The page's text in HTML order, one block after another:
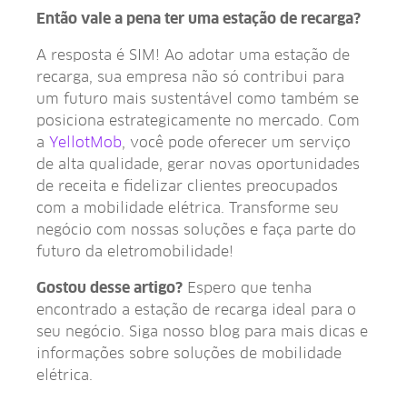
Então vale a pena ter uma estação de recarga?
A resposta é SIM! Ao adotar uma estação de
recarga, sua empresa não só contribui para
um futuro mais sustentável como também se
posiciona estrategicamente no mercado. Com
a YellotMob, você pode oferecer um serviço
de alta qualidade, gerar novas oportunidades
de receita e fidelizar clientes preocupados
com a mobilidade elétrica. Transforme seu
negócio com nossas soluções e faça parte do
futuro da eletromobilidade!
Gostou desse artigo? Espero que tenha
encontrado a estação de recarga ideal para o
seu negócio. Siga nosso blog para mais dicas e
informações sobre soluções de mobilidade
elétrica.